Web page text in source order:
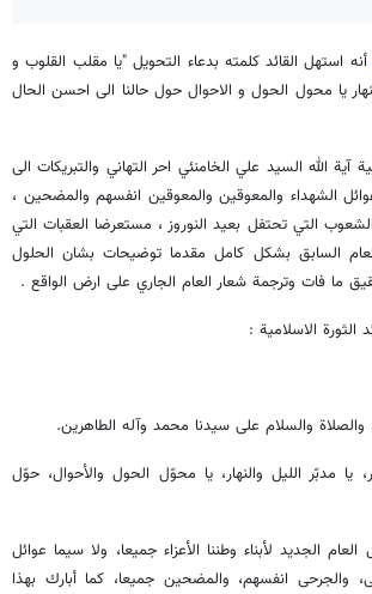
أنه استهل القائد كلمته بدعاء التحويل "یا مقلب القلوب و
یا محول الحول و الاحوال حول حالنا الی احسن الحال
آية الله السيد علي الخامنئي احر التهاني والتبريكات الى
الشهداء والمعوقين والمعوقين انفسهم والمضحين ،
التي تحتفل بعيد النوروز ، مستعرضا العقبات التي
السابق بشكل كامل مقدما توضيحات بشان الحلول
ما فات وترجمة شعار العام الجاري على ارض الواقع .
الاسلامية :
والصلاة والسلام على سيدنا محمد وآله الطاهرين.
يا مدبّر الليل والنهار، يا محوّل الحول والأحوال، حوّل
الجديد لأبناء وطننا الأعزاء جميعا، ولا سيما عوائل
والجرحى انفسهم، والمضحين جميعا، كما أبارك بهذا